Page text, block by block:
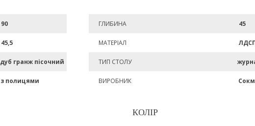
90 ГЛИБИНА 45
45,5 МАТЕРІАЛ
дуб гранж пісочний ТИП СТОЛУ
з полицями ВИРОБНИК
КОЛІР